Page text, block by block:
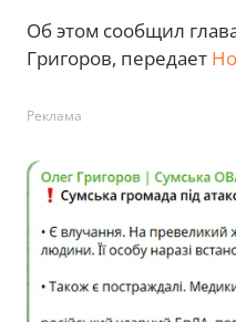
Об этом сообщил
Григоров, передает
Реклама